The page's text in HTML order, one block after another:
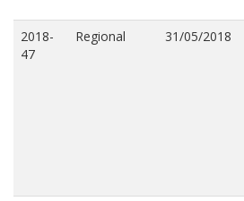
2018-
47
Regional 31/05/2018